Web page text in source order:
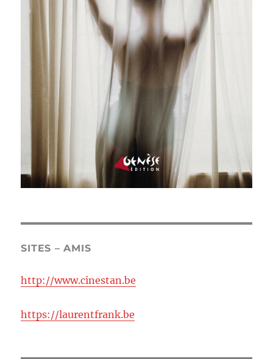
SITES – AMIS
http://www.cinestan.be
https://laurentfrank.be